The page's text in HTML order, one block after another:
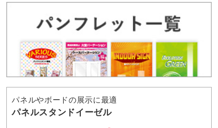
パネルやボードの展示に最適
パネルスタンドイーゼル